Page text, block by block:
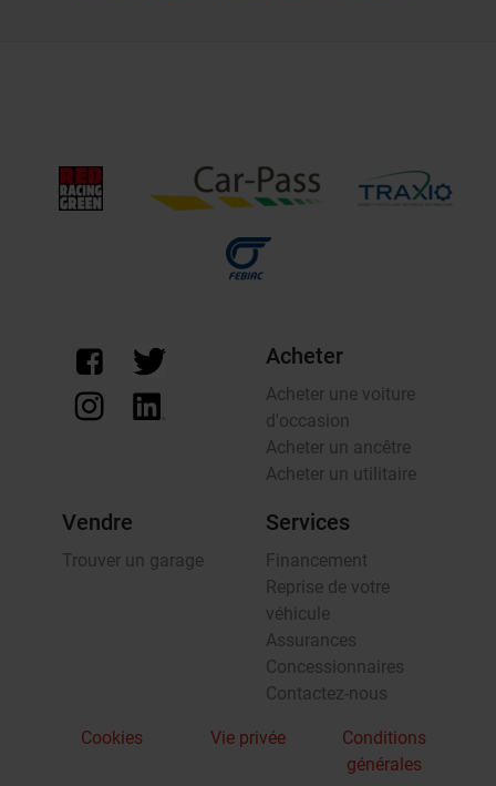
Acheter
Acheter une voiture
d'occasion
Acheter un ancêtre
Acheter un utilitaire
Vendre
Trouver un garage
Services
Financement
Reprise de votre
véhicule
Assurances
Concessionnaires
Contactez-nous
Cookies Vie privée
Conditions
générales